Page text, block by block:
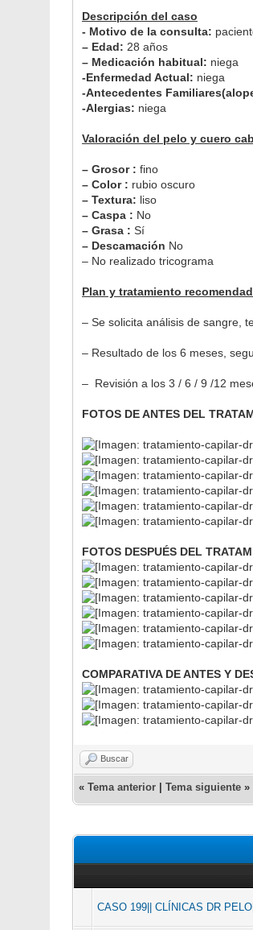
Descripción del caso
- Motivo de la consulta:
– Edad: 28 años
– Medicación habitual: niega
-Enfermedad Actual: niega
-Antecedentes
-Alergias: niega
Valoración del pelo y cuero
– Grosor : fino
– Color : rubio oscuro
– Textura: liso
– Caspa : No
– Grasa : Sí
– Descamación No
– No realizado tricograma
Plan y tratamiento
– Se solicita análisis de sangre,
– Resultado de los 6 meses,
– Revisión a los 3 / 6 / 9 /12
FOTOS DE ANTES DEL
FOTOS DESPUÉS DEL
COMPARATIVA DE ANTES Y
Buscar
« Tema anterior Tema siguiente »
CASO 199|| CLÍNICAS DR